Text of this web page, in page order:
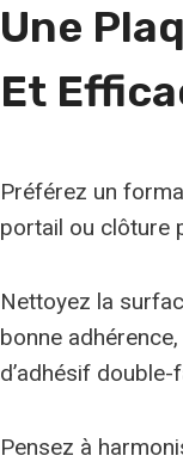
a
e
Une
Et
Préférez un
portail ou clôture
Nettoyez la
bonne
d’adhésif double-
Pensez à